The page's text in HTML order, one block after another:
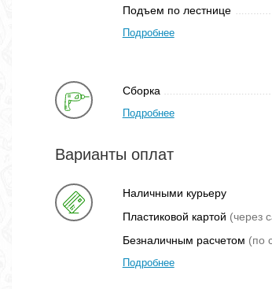
Подъем по лестнице
Подробнее
Сборка
Подробнее
Варианты оплат
Наличными курьеру
Пластиковой картой (через
Безналичным расчетом (по
Подробнее